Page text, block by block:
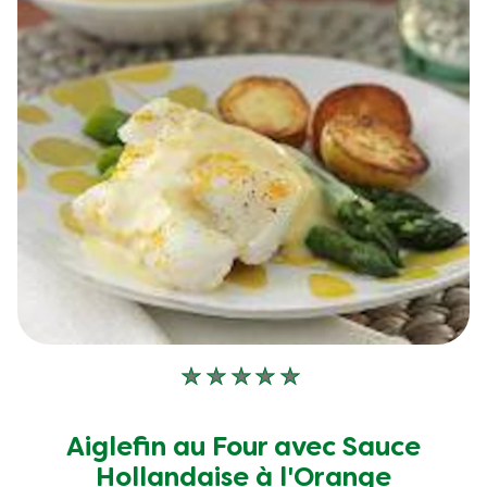
Aucune
soumise
pour
Aiglefin au Four avec Sauce
Hollandaise à l'Orange